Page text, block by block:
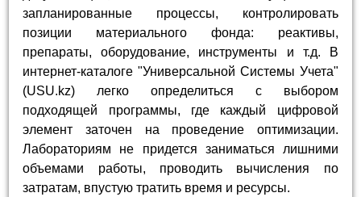
запланированные процессы, контролировать
позиции материального фонда: реактивы,
препараты, оборудование, инструменты и т.д. В
интернет-каталоге "Универсальной Системы Учета"
(USU.kz) легко определиться с выбором
подходящей программы, где каждый цифровой
элемент заточен на проведение оптимизации.
Лабораториям не придется заниматься лишними
объемами работы, проводить вычисления по
затратам, впустую тратить время и ресурсы.